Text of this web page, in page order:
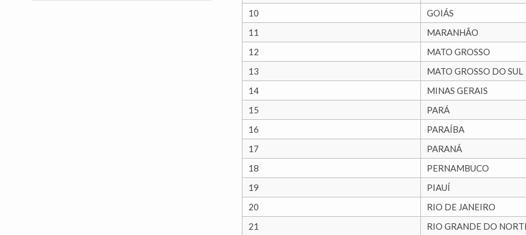
10
GOIÁS
11
MARANHÃO
12
MATO GROSSO
13
MATO GROSSO DO SUL
14
MINAS GERAIS
15
PARÁ
16
PARAÍBA
17
PARANÁ
18
PERNAMBUCO
19
PIAUÍ
20
RIO DE JANEIRO
21
RIO GRANDE DO